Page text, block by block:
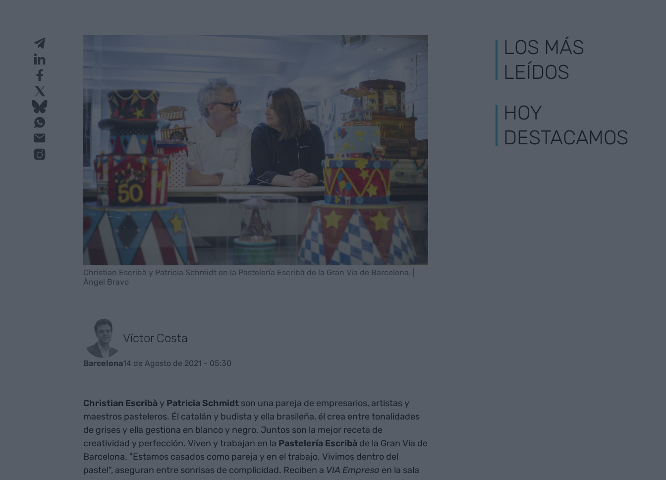
Christian Escribà y Patricia Schmidt en la Pastelería Escribà de la Gran Via de Barcelona. |
Àngel Bravo
Víctor Costa
Barcelona14 de Agosto de 2021 - 05:30
Christian Escribày Patricia Schmidtson una pareja de empresarios, artistas y
maestros pasteleros. Él catalán y budista y ella brasileña, él crea entre tonalidades
de grises y ella gestiona en blanco y negro. Juntos son la mejor receta de
creatividad y perfección. Viven y trabajan en la Pastelería Escribàde la Gran Via de
Barcelona. "Estamos casados como pareja y en el trabajo. Vivimos dentro del
pastel", aseguran entre sonrisas de complicidad. Reciben a VIA Empresa en la sala
LOS MÁS
LEÍDOS
HOY
DESTACAMOS